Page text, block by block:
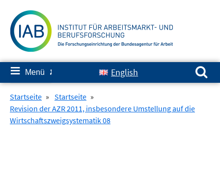
zum
Inhalt
≡ Menü ✘ English
Suchen nach:
Startseite » Startseite »
Revision der AZR 2011, insbesondere Umstellung auf die
Wirtschaftszweigsystematik 08